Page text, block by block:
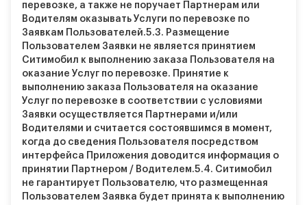
перевозке, а также не поручает Партнерам или
Водителям оказывать Услуги по перевозке по
Заявкам Пользователей.5.3. Размещение
Пользователем Заявки не является принятием
Ситимобил к выполнению заказа Пользователя на
оказание Услуг по перевозке. Принятие к
выполнению заказа Пользователя на оказание
Услуг по перевозке в соответствии с условиями
Заявки осуществляется Партнерами и/или
Водителями и считается состоявшимся в момент,
когда до сведения Пользователя посредством
интерфейса Приложения доводится информация о
принятии Партнером / Водителем.5.4. Ситимобил
не гарантирует Пользователю, что размещенная
Пользователем Заявка будет принята к выполнению